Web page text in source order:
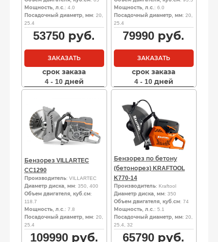
Мощность, л.с. : 4.0
Посадочный диаметр, мм: 20,
25.4
53750 руб.
ЗАКАЗАТЬ
срок заказа
4 - 10 дней
Мощность, л.с. : 6.0
Посадочный диаметр, мм: 20,
25.4
79990 руб.
ЗАКАЗАТЬ
срок заказа
4 - 10 дней
Бензорез VILLARTEC
СС1290
Производитель: VILLARTEC
Диаметр диска, мм: 350, 400
Объем двигателя, куб.см:
118.7
Мощность, л.с. : 7.8
Посадочный диаметр, мм: 20,
25.4
109990руб.
Бензорез по бетону
(бетонорез) KRAFTOOL
K770-14
Производитель: Kraftool
Диаметр диска, мм: 350
Объем двигателя, куб.см: 74
Мощность, л.с. : 5.1
Посадочный диаметр, мм: 20,
25.4, 32
65790 руб.